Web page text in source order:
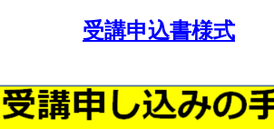
受講申込書様式